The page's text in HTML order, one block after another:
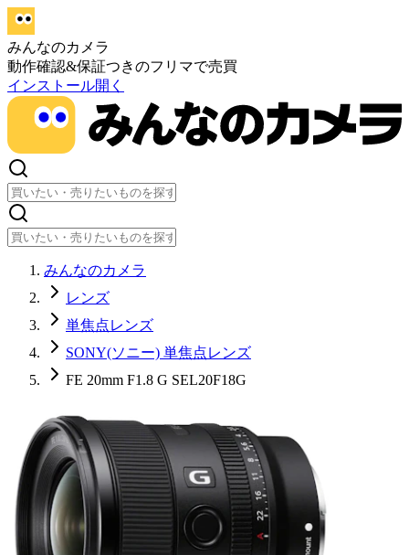
みんなのカメラ
動作確認&保証つきのフリマで売買
インストール開く
みんなのカメラ
レンズ
単焦点レンズ
SONY(ソニー) 単焦点レンズ
FE 20mm F1.8 G SEL20F18G